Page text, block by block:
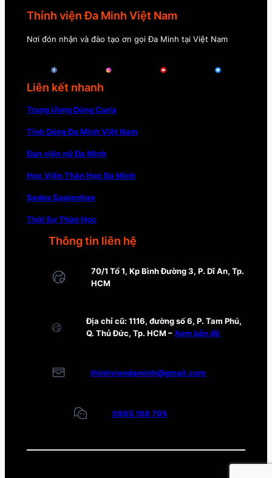
Thỉnh viện Đa Minh Việt Nam
Nơi đón nhận và đào tạo ơn gọi Đa Minh tại Việt Nam
Liên kết nhanh
Trung Ương Dòng Curia
Tỉnh Dòng Đa Minh Việt Nam
Đan viện nữ Đa Minh
Học Viện Thần Học Đa Minh
Sedes Sapientiae
Thời Sự Thần Học
Thông tin liên hệ
70/1 Tổ 1, Kp Bình Đường 3, P. Dĩ An, Tp.
HCM
Địa chỉ cũ: 1116, đường số 6, P. Tam Phú,
Q. Thủ Đức, Tp. HCM –Xem bản đồ
thinhviendaminh@gmail.com
0985 188 795